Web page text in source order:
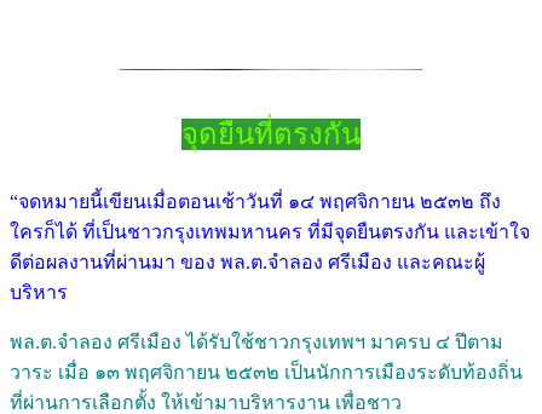
จุดยืนที่ตรงกัน
“จดหมายนี้เขียนเมื่อตอนเช้าวันที่ ๑๔ พฤศจิกายน ๒๕๓๒ ถึง
ใครก็ได้ ที่เป็นชาวกรุงเทพมหานคร ที่มีจุดยืนตรงกัน และเข้าใจ
ดีต่อผลงานที่ผ่านมา ของ พล.ต.จำลอง ศรีเมือง และคณะผู้
บริหาร
พล.ต.จำลอง ศรีเมือง ได้รับใช้ชาวกรุงเทพฯ มาครบ ๔ ปีตาม
วาระ เมื่อ ๑๓ พฤศจิกายน ๒๕๓๒ เป็นนักการเมืองระดับท้องถิ่น
ที่ผ่านการเลือกตั้ง ให้เข้ามาบริหารงาน เพื่อชาว